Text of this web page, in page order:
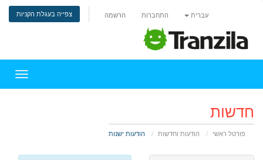
עברית התחברות הרשמה צפייה בעגלת הקניות
חדשות
פורטל ראשי הודעות וחדשות הודעות ישנות